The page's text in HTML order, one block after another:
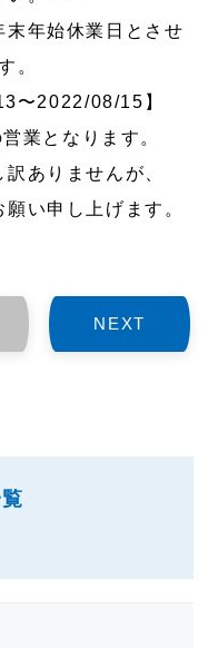
年始休業日とさせ
。
〜2022/08/15】
業となります。
ありませんが、
い申し上げます。
NEXT